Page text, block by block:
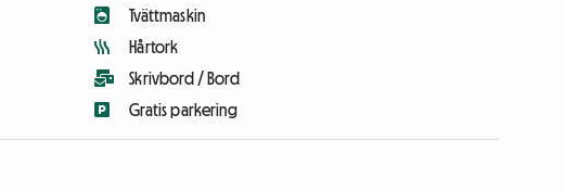
Tvättmaskin
Hårtork
Skrivbord / Bord
Gratis parkering